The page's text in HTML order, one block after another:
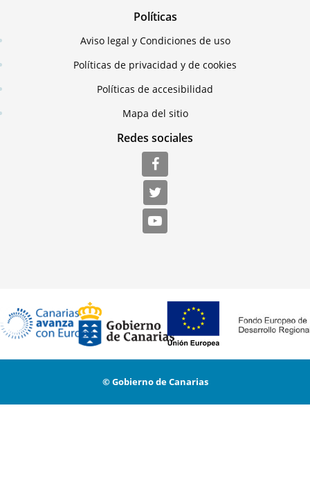
Políticas
Aviso legal y Condiciones de uso
Políticas de privacidad y de cookies
Políticas de accesibilidad
Mapa del sitio
Redes sociales
© Gobierno de Canarias